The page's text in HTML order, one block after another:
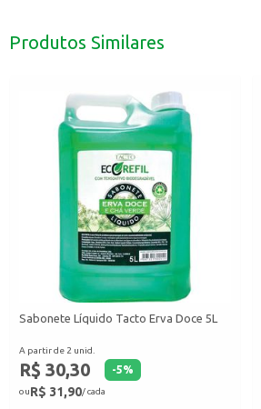
Produtos Similares
Sabonete Líquido Tacto Erva Doce 5L
A partir de 2 unid.
R$ 30,30 -5%
ouR$ 31,90/ cada